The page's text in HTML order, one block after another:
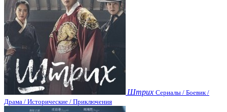
Штрих Сериалы / Боевик /
Драма / Исторические / Приключения